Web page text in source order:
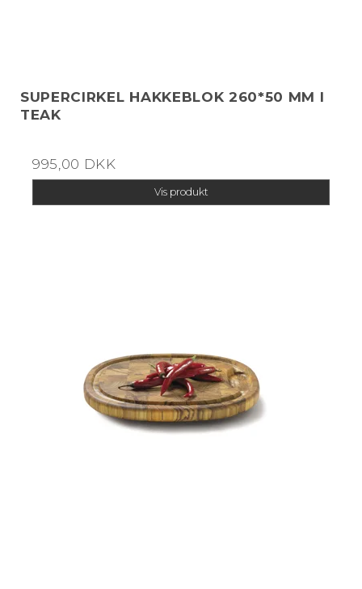
SUPERCIRKEL HAKKEBLOK 260*50 MM I
TEAK
995,00 DKK
Vis produkt